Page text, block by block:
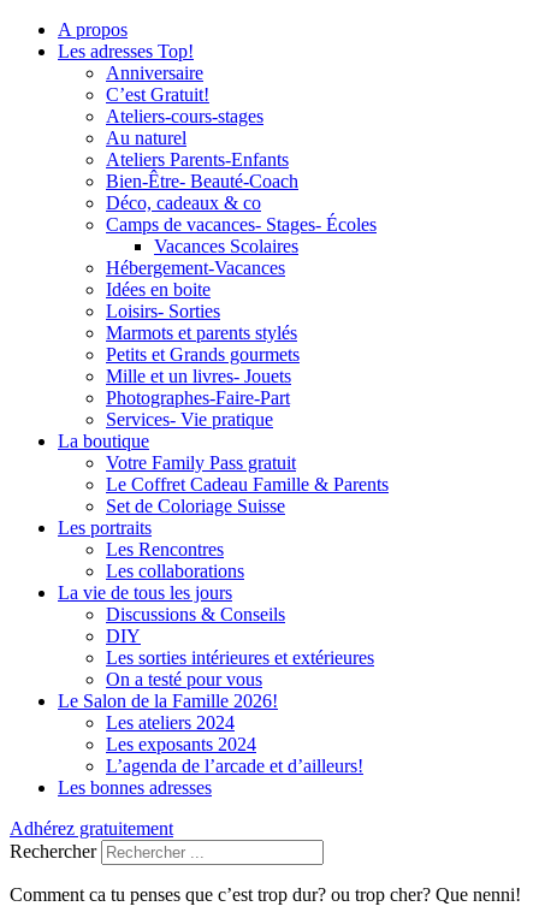
A propos
Les adresses Top!
Anniversaire
C’est Gratuit!
Ateliers-cours-stages
Au naturel
Ateliers Parents-Enfants
Bien-Être- Beauté-Coach
Déco, cadeaux & co
Camps de vacances- Stages- Écoles
Vacances Scolaires
Hébergement-Vacances
Idées en boite
Loisirs- Sorties
Marmots et parents stylés
Petits et Grands gourmets
Mille et un livres- Jouets
Photographes-Faire-Part
Services- Vie pratique
La boutique
Votre Family Pass gratuit
Le Coffret Cadeau Famille & Parents
Set de Coloriage Suisse
Les portraits
Les Rencontres
Les collaborations
La vie de tous les jours
Discussions & Conseils
DIY
Les sorties intérieures et extérieures
On a testé pour vous
Le Salon de la Famille 2026!
Les ateliers 2024
Les exposants 2024
L’agenda de l’arcade et d’ailleurs!
Les bonnes adresses
Adhérez gratuitement
Rechercher
Comment ca tu penses que c’est trop dur? ou trop cher? Que nenni!